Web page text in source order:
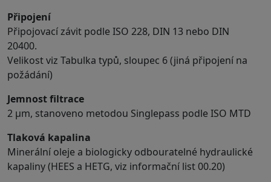
Připojení
Připojovací závit podle ISO 228, DIN 13 nebo DIN
20400.
Velikost viz Tabulka typů, sloupec 6 (jiná připojení na
požádání)
Jemnost filtrace
2 μm, stanoveno metodou Singlepass podle ISO MTD
Tlaková kapalina
Minerální oleje a biologicky odbouratelné hydraulické
kapaliny (HEES a HETG, viz informační list 00.20)